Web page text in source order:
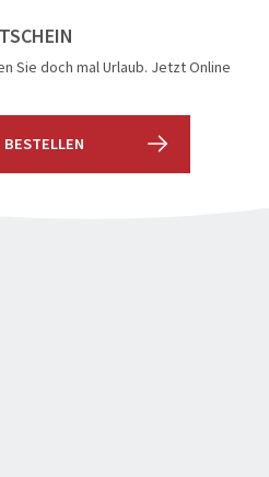
Sie doch mal Urlaub. Jetzt Online